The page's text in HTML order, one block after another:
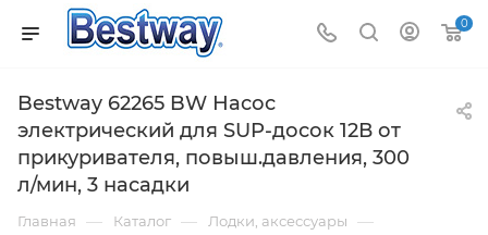
0
Bestway 62265 BW Насос
электрический для SUP-досок 12В от
прикуривателя, повыш.давления, 300
л/мин, 3 насадки
Главная — Каталог — Лодки, аксессуары —